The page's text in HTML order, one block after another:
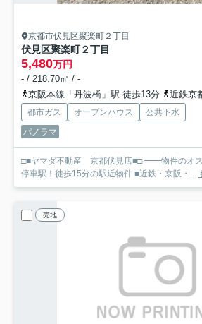
京都市伏見区聚楽町２丁目
伏見区聚楽町２丁目
5,480万円
- / 218.70㎡ / -
京阪本線「丹波橋」駅 徒歩13分
近鉄京都線
都市ガス オープンハウス
公共下水
パノラマ
□■ヤマダ不動産 京都伏見店■□ ━━物件のオススメPOINT━━ ■急行
停車駅！徒歩15分の駅近物件 ■近鉄・京阪・...
売地